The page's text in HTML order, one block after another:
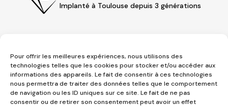
Pour offrir les meilleures expériences, nous utilisons des
technologies telles que les cookies pour stocker et/ou accéder aux
informations des appareils. Le fait de consentir à ces technologies
nous permettra de traiter des données telles que le comportement
de navigation ou les ID uniques sur ce site. Le fait de ne pas
consentir ou de retirer son consentement peut avoir un effet
Implanté à Toulouse depuis 3 générations